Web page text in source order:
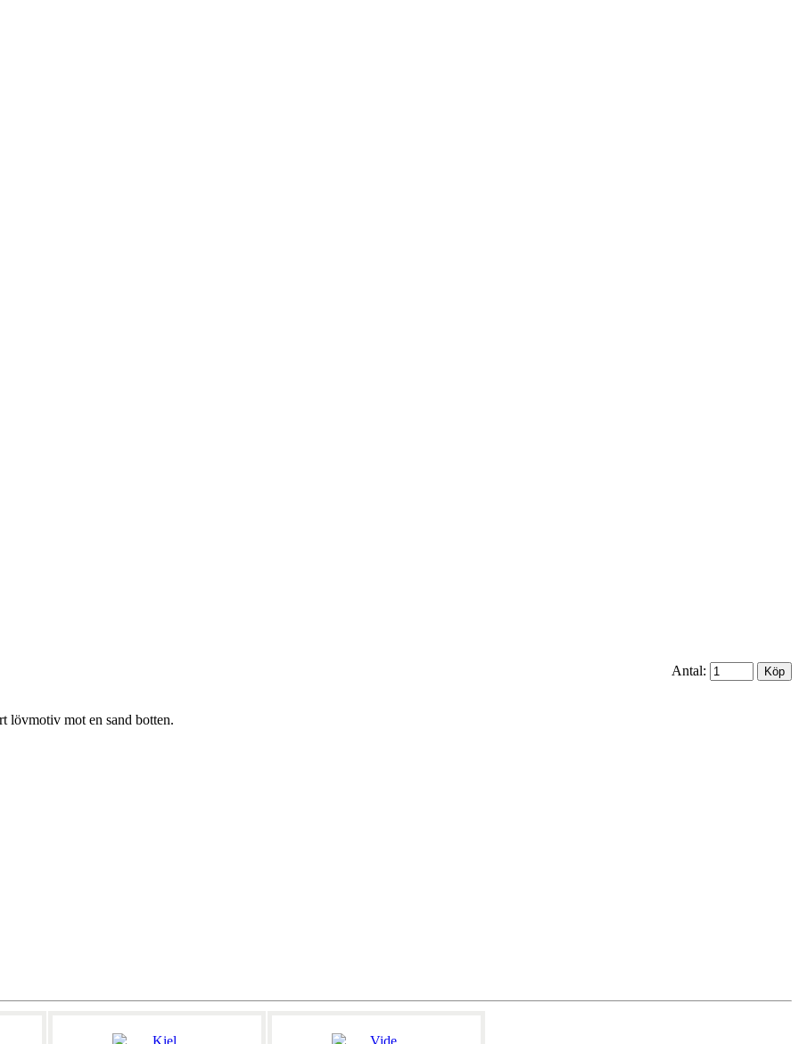
Antal:
lövmotiv mot en sand botten.